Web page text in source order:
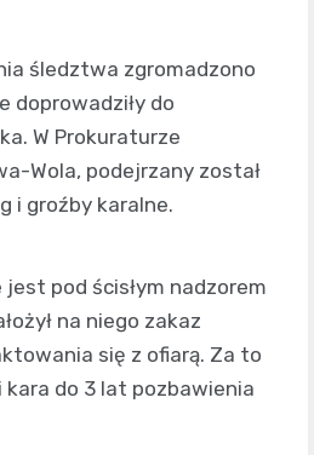
śledztwa zgromadzono
doprowadziły do
W Prokuraturze
Wola, podejrzany został
i groźby karalne.
pod ścisłym nadzorem
na niego zakaz
się z ofiarą. Za to
do 3 lat pozbawienia